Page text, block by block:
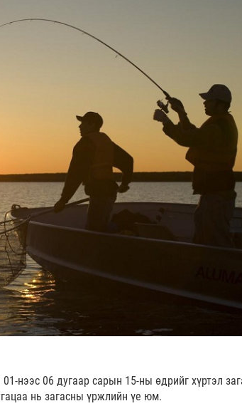
нээс 06 дугаар сарын 15-ны өдрийг хүртэл
нь загасны үржлийн үе юм.